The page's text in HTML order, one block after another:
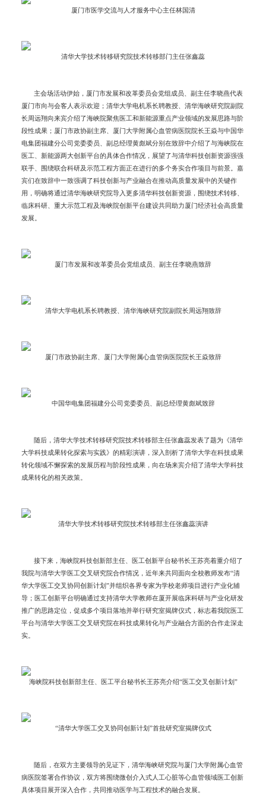
厦门市医学交流与人才服务中心主任林国清
清华大学技术转移研究院技术转移部门主任张鑫蕊
主会场活动伊始，厦门市发展和改革委员会党组成员、副主任李晓燕代表
厦门市向与会客人表示欢迎；清华大学电机系长聘教授、清华海峡研究院副院
长周远翔向来宾介绍了海峡院聚焦医工和新能源重点产业领域的发展思路与阶
段性成果；厦门市政协副主席、厦门大学附属心血管病医院院长王焱与中国华
电集团福建分公司党委委员、副总经理黄彪斌分别在致辞中介绍了与海峡院在
医工、新能源两大创新平台的具体合作情况，展望了与清华科技创新资源强强
联手、围绕联合科研及示范工程方面正在进行的多个务实合作项目与前景。嘉
宾们在致辞中一致强调了科技创新与产业融合在推动高质量发展中的关键作
用，明确将通过清华海峡研究院导入更多清华科技创新资源，围绕技术转移、
临床科研、重大示范工程及海峡院创新平台建设共同助力厦门经济社会高质量
发展。
厦门市发展和改革委员会党组成员、副主任李晓燕致辞
清华大学电机系长聘教授、清华海峡研究院副院长周远翔致辞
厦门市政协副主席、厦门大学附属心血管病医院院长王焱致辞
中国华电集团福建分公司党委委员、副总经理黄彪斌致辞
随后，清华大学技术转移研究院技术转移部主任张鑫蕊发表了题为《清华
大学科技成果转化探索与实践》的精彩演讲，深入剖析了清华大学在科技成果
转化领域不懈探索的发展历程与阶段性成果，向在场来宾介绍了清华大学科技
成果转化的相关政策。
清华大学技术转移研究院技术转移部主任张鑫蕊演讲
接下来，海峡院科技创新部主任、医工创新平台秘书长王苏亮着重介绍了
我院与清华大学医工交叉研究院合作情况，近年来共同面向全校教师发布“清
华大学医工交叉协同创新计划”并组织各界专家为学校老师项目进行产业化辅
导；医工创新平台明确通过支持清华大学教师在厦开展临床科研与产业化研发
推广的思路定位，促成多个项目落地并举行研究室揭牌仪式，标志着我院医工
平台与清华大学医工交叉研究院在科技成果转化与产业融合方面的合作走深走
实。
海峡院科技创新部主任、医工平台秘书长王苏亮介绍“医工交叉创新计划”
“清华大学医工交叉协同创新计划”首批研究室揭牌仪式
随后，在双方主要领导的见证下，清华海峡研究院与厦门大学附属心血管
病医院签署合作协议，双方将围绕微创介入式人工心脏等心血管领域医工创新
具体项目展开深入合作，共同推动医学与工程技术的融合发展。